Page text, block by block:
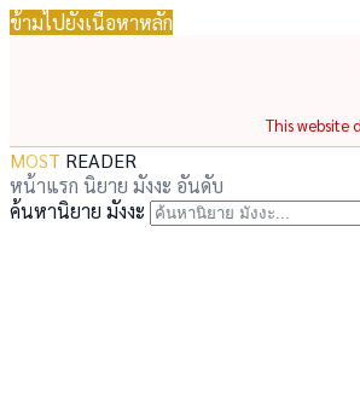
ข้ามไปยังเนื้อหาหลัก
This website
MOST READER
หน้าแรก นิยาย มังงะ อันดับ
ค้นหานิยาย มังงะ